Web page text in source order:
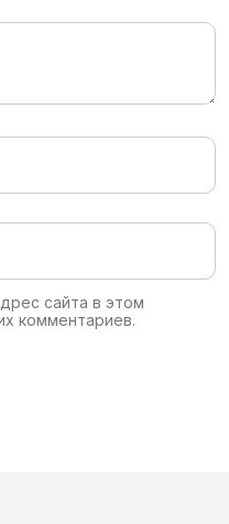
сайта в этом
комментариев.